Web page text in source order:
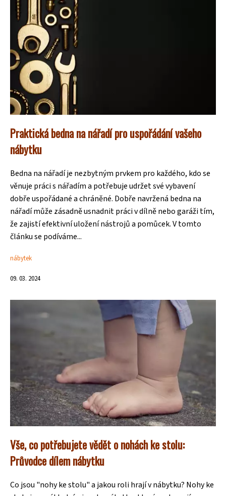
Praktická bedna na nářadí pro uspořádání vašeho
nábytku
Bedna na nářadí je nezbytným prvkem pro každého, kdo se
věnuje práci s nářadím a potřebuje udržet své vybavení
dobře uspořádané a chráněné. Dobře navržená bedna na
nářadí může zásadně usnadnit práci v dílně nebo garáži tím,
že zajistí efektivní uložení nástrojů a pomůcek. V tomto
článku se podíváme...
nábytek
09. 03. 2024
Vše, co potřebujete vědět o nohách ke stolu:
Průvodce dílem nábytku
Co jsou "nohy ke stolu" a jakou roli hrají v nábytku? Nohy ke